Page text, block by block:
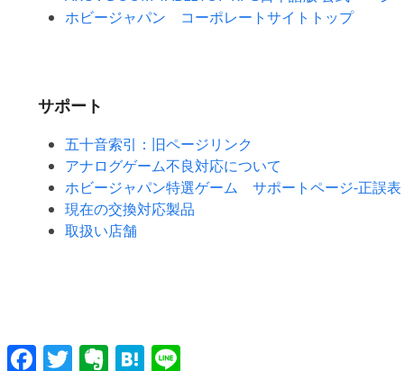
ホビージャパン コーポレートサイトトップ
サポート
五十音索引：旧ページリンク
アナログゲーム不良対応について
ホビージャパン特選ゲーム サポートページ-正誤表
現在の交換対応製品
取扱い店舗
Facebook
TwitterEvernoteHatena